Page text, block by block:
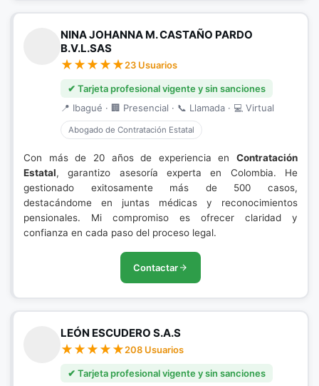
NINA JOHANNA M. CASTAÑO PARDO
B.V.L.SAS
23 Usuarios
✔ Tarjeta profesional vigente y sin sanciones
📍 Ibagué · 🏢 Presencial · 📞 Llamada · 💻 Virtual
Abogado de Contratación Estatal
Con más de 20 años de experiencia en Contratación
Estatal, garantizo asesoría experta en Colombia. He
gestionado exitosamente más de 500 casos,
destacándome en juntas médicas y reconocimientos
pensionales. Mi compromiso es ofrecer claridad y
confianza en cada paso del proceso legal.
Contactar
LEÓN ESCUDERO S.A.S
208 Usuarios
✔ Tarjeta profesional vigente y sin sanciones